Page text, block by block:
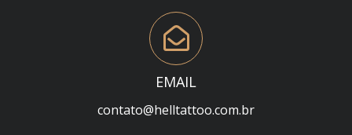
EMAIL
contato@helltattoo.com.br